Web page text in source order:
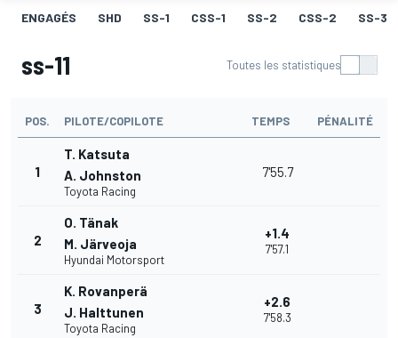
ENGAGÉS SHD SS-1 CSS-1 SS-2 CSS-2 SS-3
ss-11 Toutes les statistiques
POS. PILOTE/COPILOTE TEMPS PÉNALITÉ
1
T. Katsuta
A. Johnston
Toyota Racing
7'55.7
2
O. Tänak
M. Järveoja
Hyundai Motorsport
+1.4
7'57.1
3
K. Rovanperä
J. Halttunen
Toyota Racing
+2.6
7'58.3